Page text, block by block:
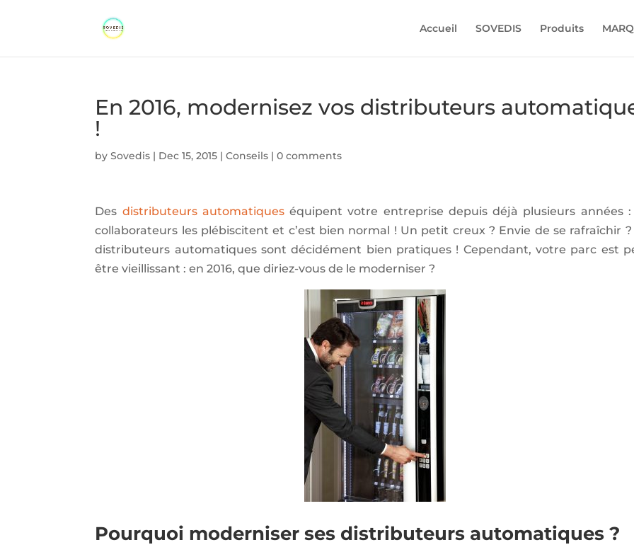
Accueil SOVEDIS Produits
En 2016, modernisez vos distributeurs
!
bySovedis | Dec 15, 2015 |Conseils |0 comments
Des distributeurs automatiqueséquipent votre entreprise depuis déjà plusieurs années :
collaborateurs les plébiscitent et c’est bien normal ! Un petit creux ? Envie de se rafraîchir ?
distributeurs automatiques sont décidément bien pratiques ! Cependant, votre parc est
être vieillissant : en 2016, que diriez-vous de le moderniser ?
Pourquoi moderniser ses distributeurs automatiques ?